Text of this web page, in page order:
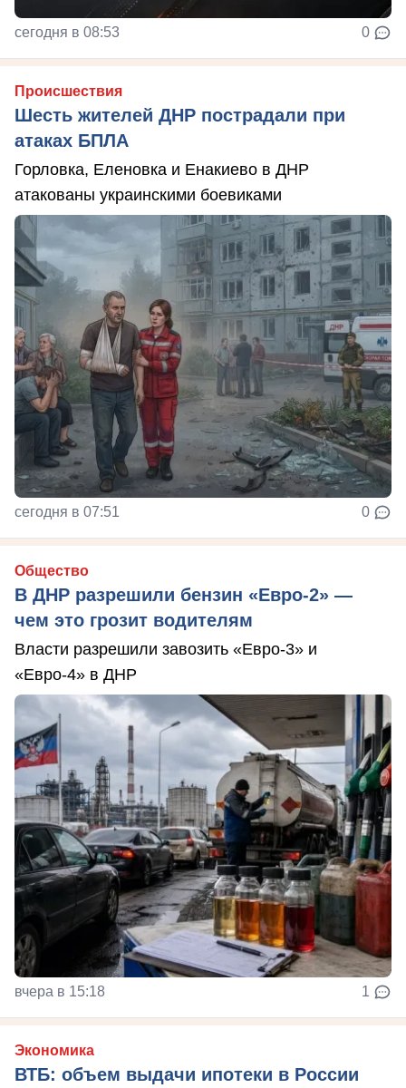
сегодня в 08:53 0
Происшествия
Шесть жителей ДНР пострадали при
атаках БПЛА
Горловка, Еленовка и Енакиево в ДНР
атакованы украинскими боевиками
сегодня в 07:51 0
Общество
В ДНР разрешили бензин «Евро-2» —
чем это грозит водителям
Власти разрешили завозить «Евро-3» и
«Евро-4» в ДНР
вчера в 15:18 1
Экономика
ВТБ: объем выдачи ипотеки в России